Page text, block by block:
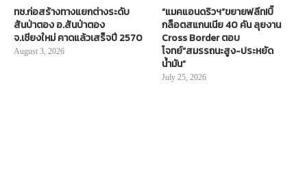
ทช.ก่อสร้างทางแยกต่างระดับ
สันป่าตอง อ.สันป่าตอง
จ.เชียงใหม่ คาดแล้วเสร็จปี 2570
August 3, 2026
“แมคแอนดริวฯ”ขยายฟลีท!บิ๊
กล็อตสแกนเนีย 40 คัน ลุยงาน
Cross Border ตอบ
โจทย์“สมรรถนะสูง-ประหยัด
น้ำมัน”
July 25, 2026